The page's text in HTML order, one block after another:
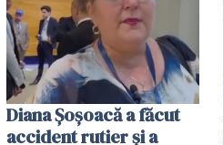
Diana Șoșoacă a făcut
accident rutier și a